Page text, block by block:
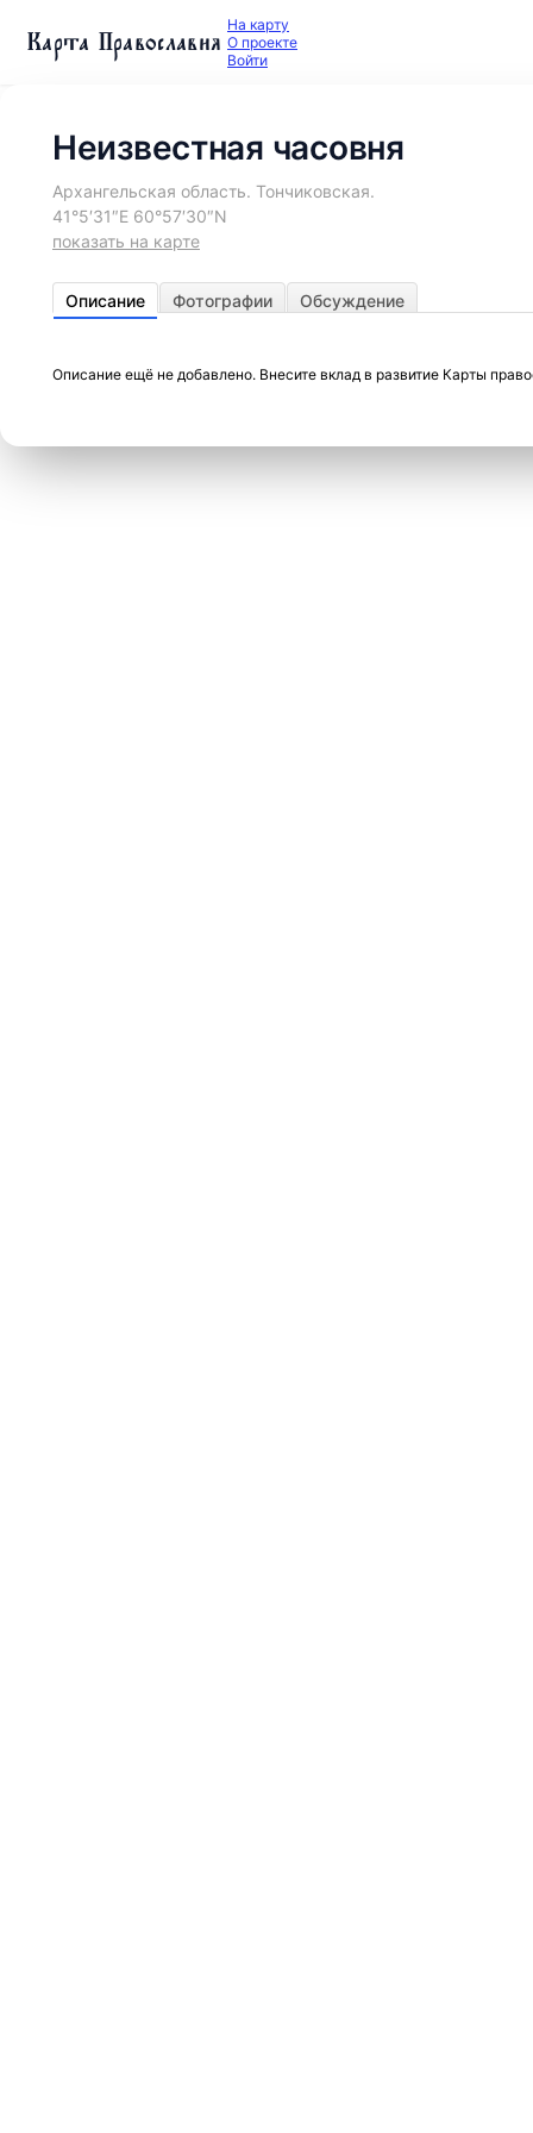
Карта Православия На карту
О проекте
Войти
Неизвестная часовня
Архангельская область. Тончиковская.
41°5′31″E 60°57′30″N
показать на карте
Описание Фотографии Обсуждение
Описание ещё не добавлено. Внесите вклад в развитие Карты